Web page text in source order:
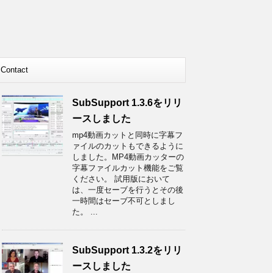
Contact
SubSupport 1.3.6をリリ
ースしました
mp4動画カットと同時に字幕フ
ァイルのカットもできるように
しました。MP4動画カッターの
字幕ファイルカット機能をご覧
ください。 試用版において
は、一度セーブを行うとその後
一時間はセーブ不可としまし
た。 ...
SubSupport 1.3.2をリリ
ースしました